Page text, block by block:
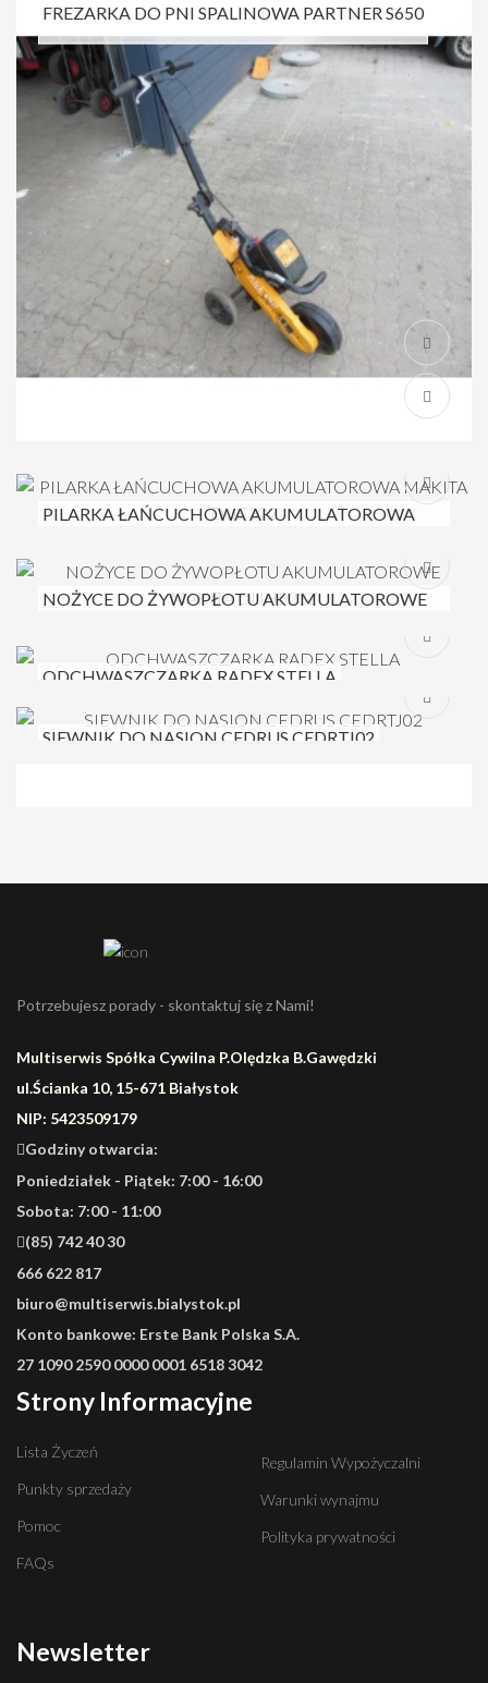
FREZARKA DO PNI SPALINOWA PARTNER S650
PILARKA ŁAŃCUCHOWA AKUMULATOROWA
NOŻYCE DO ŻYWOPŁOTU AKUMULATOROWE
ODCHWASZCZARKA RADEX STELLA
SIEWNIK DO NASION CEDRUS CEDRTJ02
Potrzebujesz porady - skontaktuj się z Nami!
Multiserwis Spółka Cywilna P.Olędzka B.Gawędzki
ul.Ścianka 10, 15-671 Białystok
NIP: 5423509179
Godziny otwarcia:
Poniedziałek - Piątek: 7:00 - 16:00
Sobota: 7:00 - 11:00
(85) 742 40 30
666 622 817
biuro@multiserwis.bialystok.pl
Konto bankowe: Erste Bank Polska S.A.
27 1090 2590 0000 0001 6518 3042
Strony Informacyjne
Lista Życzeń
Punkty sprzedaży
Pomoc
FAQs
Regulamin Wypożyczalni
Warunki wynajmu
Polityka prywatności
Newsletter